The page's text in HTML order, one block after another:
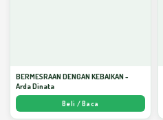
BERMESRAAN DENGAN KEBAIKAN -
Arda Dinata
Beli / Baca